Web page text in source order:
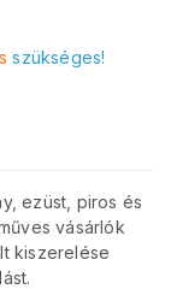
szükséges!
ezüst, piros és
vásárlók
kiszerelése